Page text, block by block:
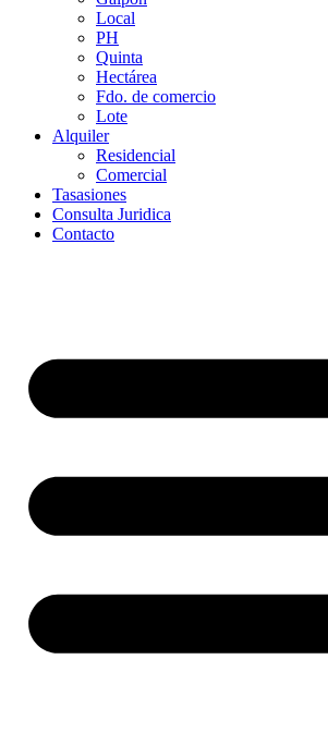
Local
PH
Quinta
Hectárea
Fdo. de comercio
Lote
Alquiler
Residencial
Comercial
Tasasiones
Consulta Juridica
Contacto